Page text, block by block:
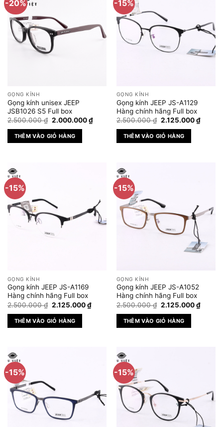
-20%
GỌNG KÍNH
Gọng kính unisex JEEP
JSB1026 S5 Full box
2.500.000₫ Giá
là:
2.500.000 ₫.
2.000.000₫Giá
hiện
2.000.000 ₫.
THÊM VÀO GIỎ HÀNG
-15%
GỌNG KÍNH
Gọng kính JEEP JS-A1129
Hàng chính hãng Full box
2.500.000₫ Giá
là:
2.500.000 ₫.
2.125.000₫Giá
hiện
THÊM VÀO GIỎ HÀNG
-15%
GỌNG KÍNH
Gọng kính JEEP JS-A1169
Hàng chính hãng Full box
2.500.000₫ Giá
là:
2.500.000 ₫.
2.125.000₫Giá
hiện
2.125.000 ₫.
THÊM VÀO GIỎ HÀNG
-15%
GỌNG KÍNH
Gọng kính JEEP JS-A1052
Hàng chính hãng Full box
2.500.000₫ Giá
là:
2.500.000 ₫.
2.125.000₫Giá
hiện
THÊM VÀO GIỎ HÀNG
-15% -15%